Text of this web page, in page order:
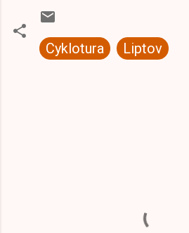
Cyklotura Liptov